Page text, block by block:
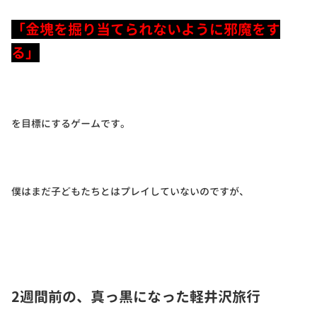
「金塊を掘り当てられないように邪魔をす
る」
を目標にするゲームです。
僕はまだ子どもたちとはプレイしていないのですが、
2週間前の、真っ黒になった軽井沢旅行